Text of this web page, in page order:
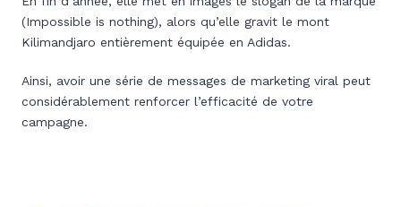
(Impossible is nothing), alors qu’elle gravit le mont
Kilimandjaro entièrement équipée en Adidas.
Ainsi, avoir une série de messages de marketing viral peut
considérablement renforcer l’efficacité de votre
campagne.